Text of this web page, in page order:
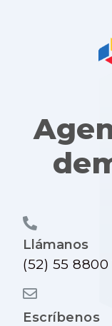
Llámanos
(52) 55 8800
Escríbenos